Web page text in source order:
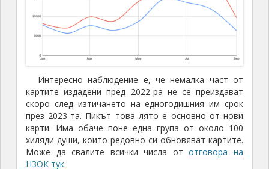
Интересно наблюдение е, че немалка част от
картите издадени пред 2022-ра не се преиздават
скоро след изтичането на едногодишния им срок
през 2023-та. Пикът това лято е основно от нови
карти. Има обаче поне една група от около 100
хиляди души, които редовно си обновяват картите.
Може да свалите всички числа ототговора на
НЗОК тук.